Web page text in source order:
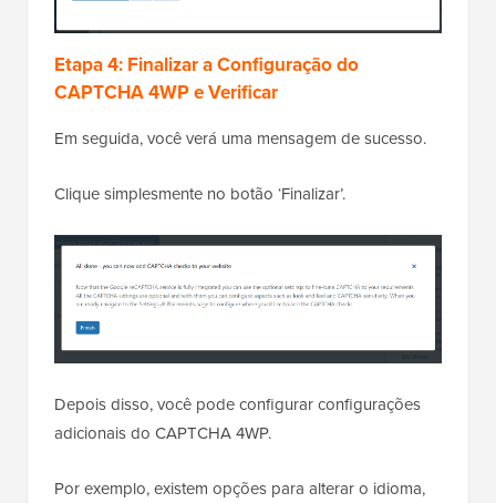
Etapa 4: Finalizar a Configuração do
CAPTCHA 4WP e Verificar
Em seguida, você verá uma mensagem de sucesso.
Clique simplesmente no botão ‘Finalizar’.
Depois disso, você pode configurar configurações
adicionais do CAPTCHA 4WP.
Por exemplo, existem opções para alterar o idioma,